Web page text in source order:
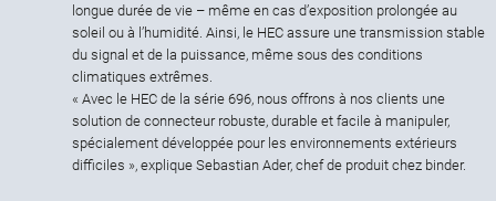
longue durée de vie – même en cas d’exposition prolongée au
soleil ou à l’humidité. Ainsi, le HEC assure une transmission stable
du signal et de la puissance, même sous des conditions
climatiques extrêmes.
« Avec le HEC de la série 696, nous offrons à nos clients une
solution de connecteur robuste, durable et facile à manipuler,
spécialement développée pour les environnements extérieurs
difficiles », explique Sebastian Ader, chef de produit chez binder.